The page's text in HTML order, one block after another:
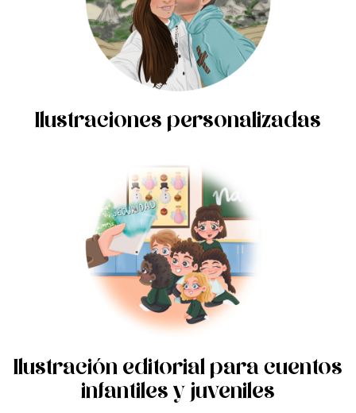
Ilustraciones personalizadas
Ilustración editorial para cuentos
infantiles y juveniles